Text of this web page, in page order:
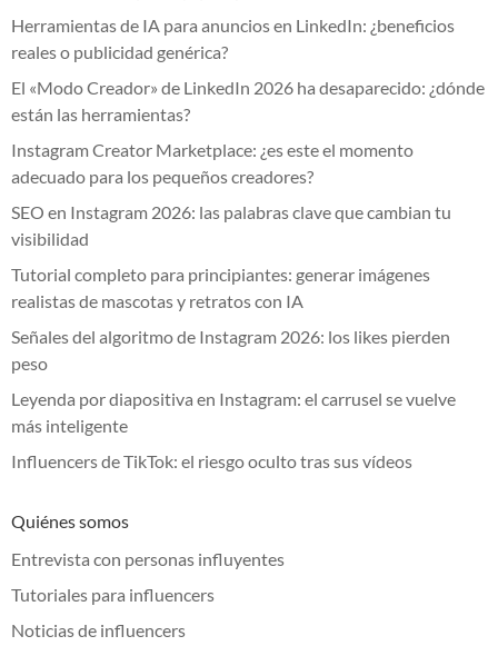
Herramientas de IA para anuncios en LinkedIn: ¿beneficios
reales o publicidad genérica?
El «Modo Creador» de LinkedIn 2026 ha desaparecido: ¿dónde
están las herramientas?
Instagram Creator Marketplace: ¿es este el momento
adecuado para los pequeños creadores?
SEO en Instagram 2026: las palabras clave que cambian tu
visibilidad
Tutorial completo para principiantes: generar imágenes
realistas de mascotas y retratos con IA
Señales del algoritmo de Instagram 2026: los likes pierden
peso
Leyenda por diapositiva en Instagram: el carrusel se vuelve
más inteligente
Influencers de TikTok: el riesgo oculto tras sus vídeos
Quiénes somos
Entrevista con personas influyentes
Tutoriales para influencers
Noticias de influencers